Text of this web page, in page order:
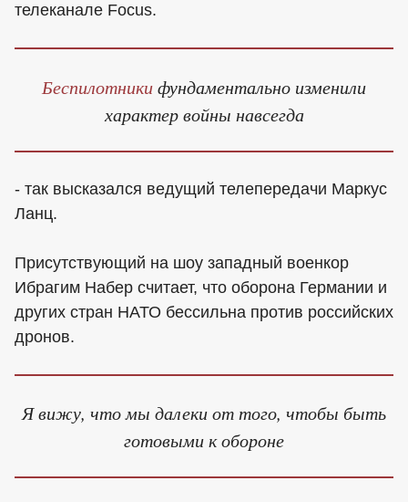
телеканале Focus.
Беспилотникифундаментально изменили
характер войны навсегда
- так высказался ведущий телепередачи Маркус
Ланц.
Присутствующий на шоу западный военкор
Ибрагим Набер считает, что оборона Германии и
других стран НАТО бессильна против российских
дронов.
Я вижу, что мы далеки от того, чтобы быть
готовыми к обороне